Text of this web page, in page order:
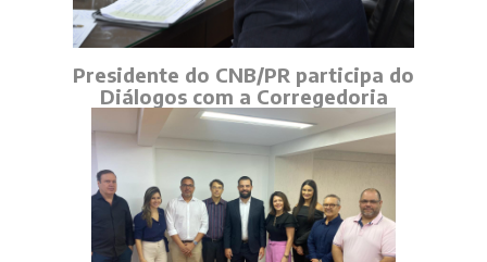
Presidente do CNB/PR participa do
Diálogos com a Corregedoria